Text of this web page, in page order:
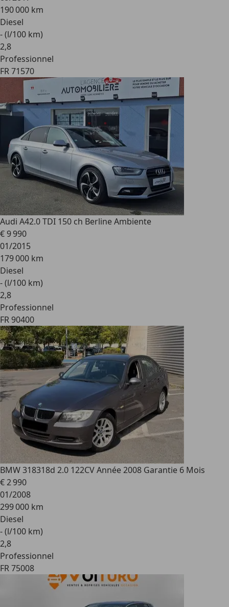
190 000 km
Diesel
- (l/100 km)
2,8
Professionnel
FR 71570
Audi A42.0 TDI 150 ch Berline Ambiente
€ 9 990
01/2015
179 000 km
Diesel
- (l/100 km)
2,8
Professionnel
FR 90400
BMW 318318d 2.0 122CV Année 2008 Garantie 6 Mois
€ 2 990
01/2008
299 000 km
Diesel
- (l/100 km)
2,8
Professionnel
FR 75008